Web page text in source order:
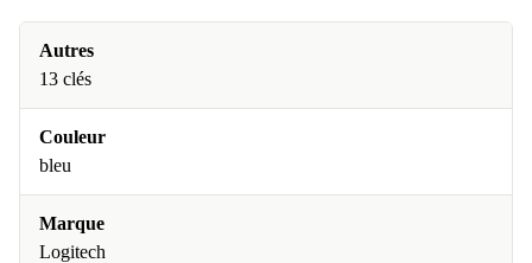
Autres
13 clés
Couleur
bleu
Marque
Logitech